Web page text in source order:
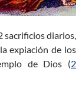
sacrificios diarios,
expiación de los
de Dios (2